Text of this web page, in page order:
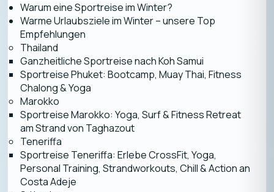
Warum eine Sportreise im Winter?
Warme Urlaubsziele im Winter – unsere Top
Empfehlungen
Thailand
Ganzheitliche Sportreise nach Koh Samui
Sportreise Phuket: Bootcamp, Muay Thai, Fitness
Chalong & Yoga
Marokko
Sportreise Marokko: Yoga, Surf & Fitness Retreat
am Strand von Taghazout
Teneriffa
Sportreise Teneriffa: Erlebe CrossFit, Yoga,
Personal Training, Strandworkouts, Chill & Action an
Costa Adeje